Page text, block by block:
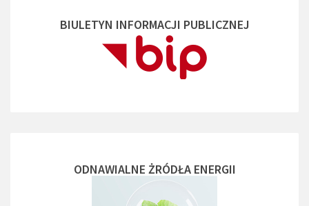
BIULETYN INFORMACJI PUBLICZNEJ
ODNAWIALNE ŻRÓDŁA ENERGII